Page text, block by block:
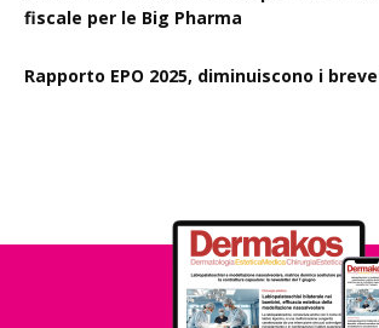
fiscale per le Big Pharma
Rapporto EPO 2025, diminuiscono i